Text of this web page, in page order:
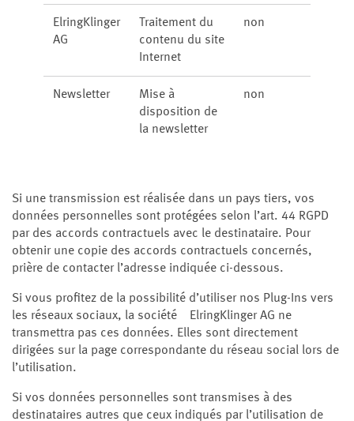
ElringKlinger
AG
Traitement du
contenu du site
Internet
non
Newsletter
Mise à
disposition de
la newsletter
non
Si une transmission est réalisée dans un pays tiers, vos
données personnelles sont protégées selon l’art. 44 RGPD
par des accords contractuels avec le destinataire. Pour
obtenir une copie des accords contractuels concernés,
prière de contacter l’adresse indiquée ci-dessous.
Si vous profitez de la possibilité d’utiliser nos Plug-Ins vers
les réseaux sociaux, la société ElringKlinger AG ne
transmettra pas ces données. Elles sont directement
dirigées sur la page correspondante du réseau social lors de
l’utilisation.
Si vos données personnelles sont transmises à des
destinataires autres que ceux indiqués par l’utilisation de